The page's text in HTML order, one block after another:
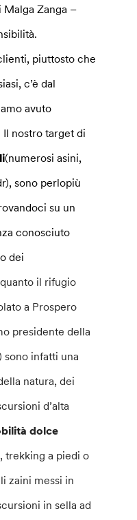
Malga Zanga –
piuttosto che
c’è dal
avuto
Il nostro target di
(numerosi asini,
sono perlopiù
su un
conosciuto
dei
il rifugio
a Prospero
presidente della
sono infatti una
natura, dei
d’alta
dolce
trekking a piedi o
zaini messi in
in sella ad